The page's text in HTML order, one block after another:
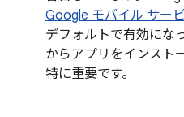
Google モバイル サー
デフォルトで有効にな
からアプリをインスト
特に重要です。